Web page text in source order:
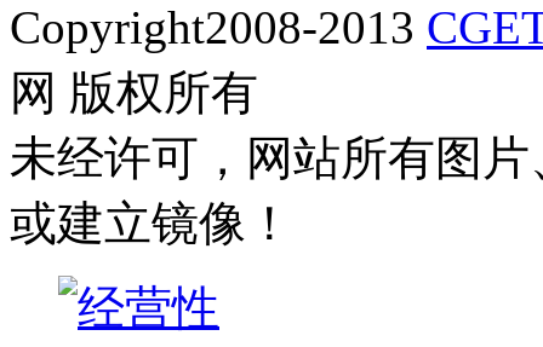
Copyright2008-2013
网 版权所有
未经许可，网站所有图
或建立镜像！